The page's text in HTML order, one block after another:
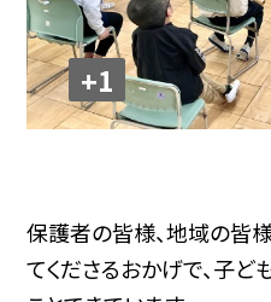
+1
保護者の皆様、地域の皆
てくださるおかげで、子ど